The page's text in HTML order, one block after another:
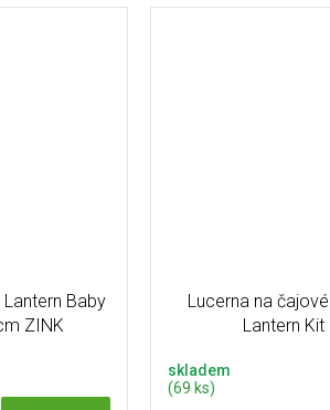
Lantern Baby
ZINK
Lucerna na
Lantern Kit
skladem
(69 ks)